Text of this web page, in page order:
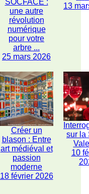
une autre
révolution
numérique
pour votre
arbre ...
25 mars 2026
13
Créer un
blason : Entre
art médiéval et
passion
moderne
18 février 2026
sur la
10